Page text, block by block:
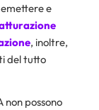
e
, inoltre,
del tutto
non possono